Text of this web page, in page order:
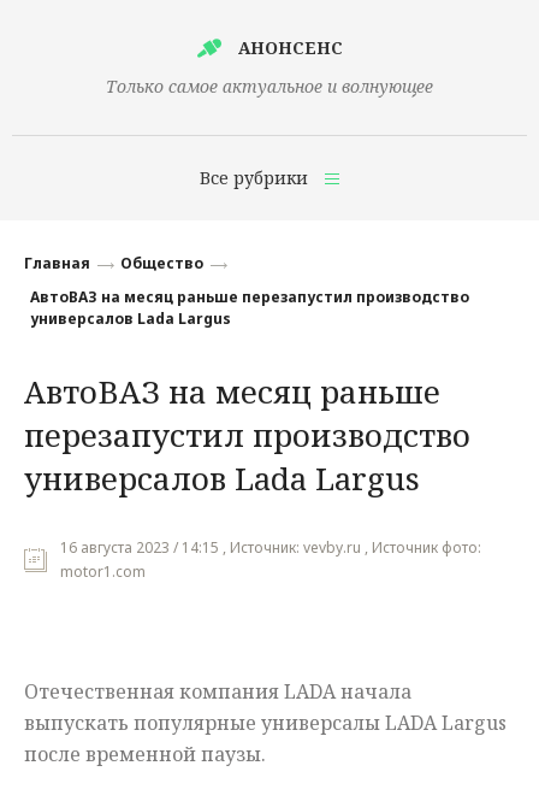
АНОНСЕНС
Только самое актуальное и волнующее
Все рубрики
Финансы
Наука
Культура
Общество
Мнения
Главная
Общество
АвтоВАЗ на месяц раньше перезапустил производство
универсалов Lada Largus
АвтоВАЗ на месяц раньше
перезапустил производство
универсалов Lada Largus
16 августа 2023 / 14:15 , Источник: vevby.ru , Источник фото:
motor1.com
Отечественная компания LADA начала
выпускать популярные универсалы LADA Largus
после временной паузы.